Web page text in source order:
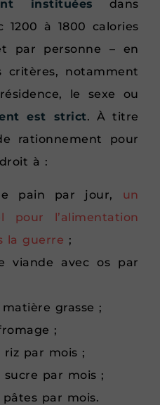
instituées dans
1200 à 1800 calories
par personne – en
critères, notamment
le sexe ou
est strict. À titre
rationnement pour
à :
pain par jour, un
pour l’alimentation
la guerre ;
viande avec os par
grasse ;
;
riz par mois ;
par mois ;
par mois.